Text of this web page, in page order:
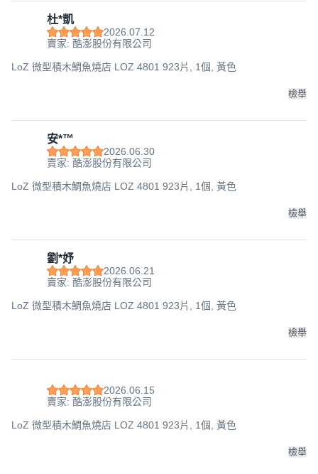
杜*凱
2026.07.12
賣家: 酷澎股份有限公司
LoZ 微型積木鯛魚燒店 LOZ 4801 923片, 1個, 黃色
檢舉
安*™
2026.06.30
賣家: 酷澎股份有限公司
LoZ 微型積木鯛魚燒店 LOZ 4801 923片, 1個, 黃色
檢舉
劉*妤
2026.06.21
賣家: 酷澎股份有限公司
LoZ 微型積木鯛魚燒店 LOZ 4801 923片, 1個, 黃色
檢舉
2026.06.15
賣家: 酷澎股份有限公司
LoZ 微型積木鯛魚燒店 LOZ 4801 923片, 1個, 黃色
檢舉